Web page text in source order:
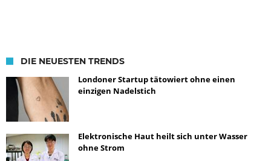
DIE NEUESTEN TRENDS
Londoner Startup tätowiert ohne einen
einzigen Nadelstich
Elektronische Haut heilt sich unter Wasser
ohne Strom